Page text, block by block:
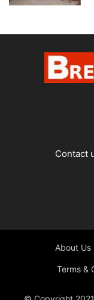
Contact
About Us
Terms &